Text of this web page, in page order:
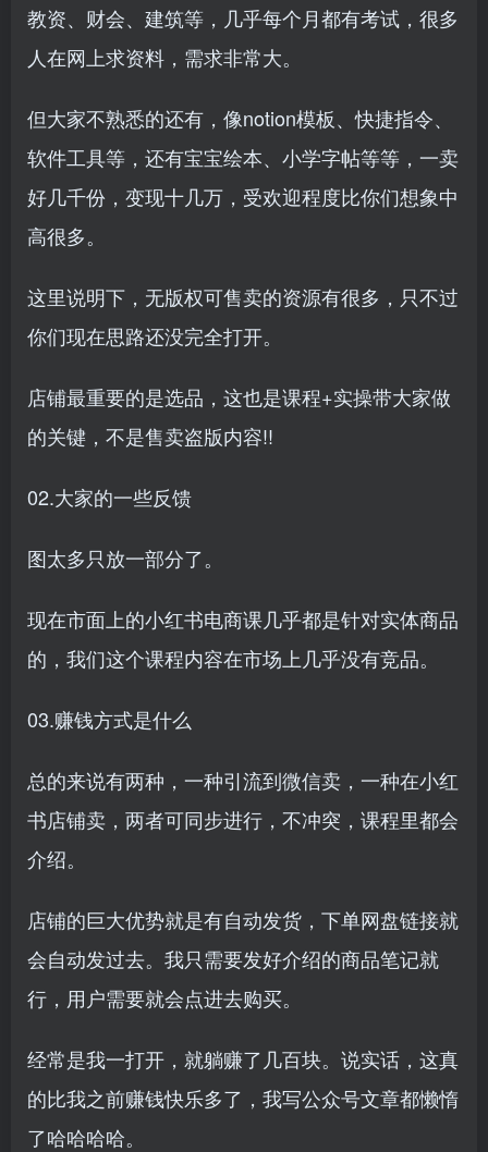
教资、财会、建筑等，几乎每个月都有考试，很多
人在网上求资料，需求非常大。
但大家不熟悉的还有，像notion模板、快捷指令、
软件工具等，还有宝宝绘本、小学字帖等等，一卖
好几千份，变现十几万，受欢迎程度比你们想象中
高很多。
这里说明下，无版权可售卖的资源有很多，只不过
你们现在思路还没完全打开。
店铺最重要的是选品，这也是课程+实操带大家做
的关键，不是售卖盗版内容!!
02.大家的一些反馈
图太多只放一部分了。
现在市面上的小红书电商课几乎都是针对实体商品
的，我们这个课程内容在市场上几乎没有竞品。
03.赚钱方式是什么
总的来说有两种，一种引流到微信卖，一种在小红
书店铺卖，两者可同步进行，不冲突，课程里都会
介绍。
店铺的巨大优势就是有自动发货，下单网盘链接就
会自动发过去。我只需要发好介绍的商品笔记就
行，用户需要就会点进去购买。
经常是我一打开，就躺赚了几百块。说实话，这真
的比我之前赚钱快乐多了，我写公众号文章都懒惰
了哈哈哈哈。